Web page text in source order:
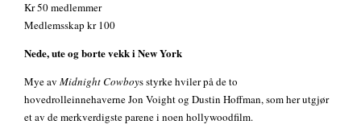
Kr 50 medlemmer
Medlemsskap kr 100
Nede, ute og borte vekk i New York
Mye av Midnight Cowboys styrke hviler på de to
hovedrolleinnehaverne Jon Voight og Dustin Hoffman, som her utgjør
et av de merkverdigste parene i noen hollywoodfilm.